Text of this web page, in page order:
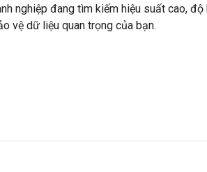
nghiệp đang tìm kiếm hiệu suất cao, độ
vệ dữ liệu quan trọng của bạn.